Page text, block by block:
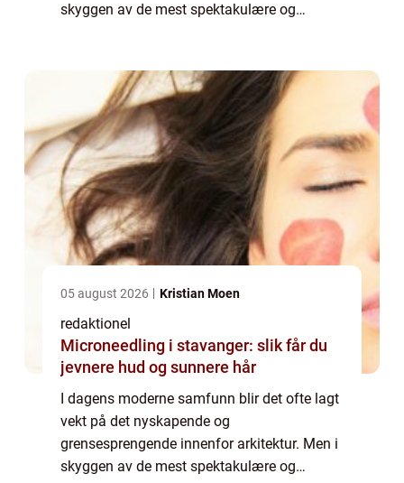
skyggen av de mest spektakulære og
skjønnhet i årh...
05 august 2026 Kristian Moen
redaktionel
Microneedling i stavanger: slik får du
jevnere hud og sunnere hår
I dagens moderne samfunn blir det ofte lagt
vekt på det nyskapende og
grensesprengende innenfor arkitektur. Men i
skyggen av de mest spektakulære og